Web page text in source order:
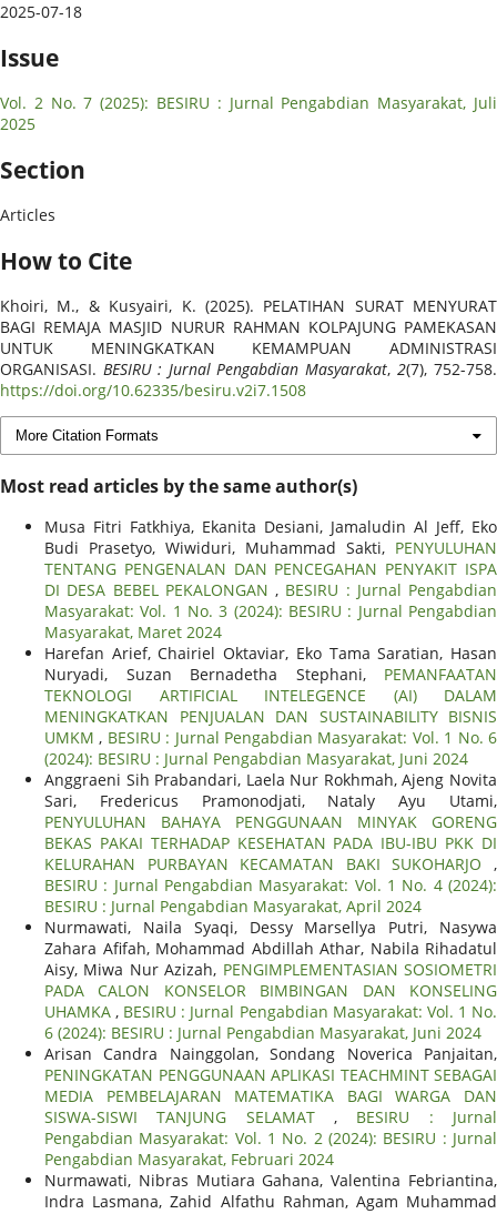
2025-07-18
Issue
Vol. 2 No. 7 (2025): BESIRU : Jurnal Pengabdian Masyarakat, Juli
2025
Section
Articles
How to Cite
Khoiri, M., & Kusyairi, K. (2025). PELATIHAN SURAT MENYURAT
BAGI REMAJA MASJID NURUR RAHMAN KOLPAJUNG PAMEKASAN
UNTUK MENINGKATKAN KEMAMPUAN ADMINISTRASI
ORGANISASI. BESIRU : Jurnal Pengabdian Masyarakat,2(7), 752-758.
https://doi.org/10.62335/besiru.v2i7.1508
More Citation Formats
Most read articles by the same author(s)
Musa Fitri Fatkhiya, Ekanita Desiani, Jamaludin Al Jeff, Eko
Budi Prasetyo, Wiwiduri, Muhammad Sakti, PENYULUHAN
TENTANG PENGENALAN DAN PENCEGAHAN PENYAKIT ISPA
DI DESA BEBEL PEKALONGAN , BESIRU : Jurnal Pengabdian
Masyarakat: Vol. 1 No. 3 (2024): BESIRU : Jurnal Pengabdian
Masyarakat, Maret 2024
Harefan Arief, Chairiel Oktaviar, Eko Tama Saratian, Hasan
Nuryadi, Suzan Bernadetha Stephani, PEMANFAATAN
TEKNOLOGI ARTIFICIAL INTELEGENCE (AI) DALAM
MENINGKATKAN PENJUALAN DAN SUSTAINABILITY BISNIS
UMKM, BESIRU : Jurnal Pengabdian Masyarakat: Vol. 1 No. 6
(2024): BESIRU : Jurnal Pengabdian Masyarakat, Juni 2024
Anggraeni Sih Prabandari, Laela Nur Rokhmah, Ajeng Novita
Sari, Fredericus Pramonodjati, Nataly Ayu Utami,
PENYULUHAN BAHAYA PENGGUNAAN MINYAK GORENG
BEKAS PAKAI TERHADAP KESEHATAN PADA IBU-IBU PKK DI
KELURAHAN PURBAYAN KECAMATAN BAKI SUKOHARJO ,
BESIRU : Jurnal Pengabdian Masyarakat: Vol. 1 No. 4 (2024):
BESIRU : Jurnal Pengabdian Masyarakat, April 2024
Nurmawati, Naila Syaqi, Dessy Marsellya Putri, Nasywa
Zahara Afifah, Mohammad Abdillah Athar, Nabila Rihadatul
Aisy, Miwa Nur Azizah, PENGIMPLEMENTASIAN SOSIOMETRI
PADA CALON KONSELOR BIMBINGAN DAN KONSELING
UHAMKA, BESIRU : Jurnal Pengabdian Masyarakat: Vol. 1 No.
6 (2024): BESIRU : Jurnal Pengabdian Masyarakat, Juni 2024
Arisan Candra Nainggolan, Sondang Noverica Panjaitan,
PENINGKATAN PENGGUNAAN APLIKASI TEACHMINT SEBAGAI
MEDIA PEMBELAJARAN MATEMATIKA BAGI WARGA DAN
SISWA-SISWI TANJUNG SELAMAT , BESIRU : Jurnal
Pengabdian Masyarakat: Vol. 1 No. 2 (2024): BESIRU : Jurnal
Pengabdian Masyarakat, Februari 2024
Nurmawati, Nibras Mutiara Gahana, Valentina Febriantina,
Indra Lasmana, Zahid Alfathu Rahman, Agam Muhammad